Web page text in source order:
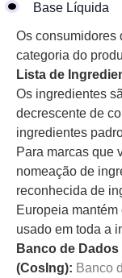
Base Líquida
Os consumidores
categoria do
Lista de
Os ingredientes
decrescente de
ingredientes
Para marcas que
nomeação de
reconhecida de
Europeia
usado em toda a
Banco de
(CosIng): Banco